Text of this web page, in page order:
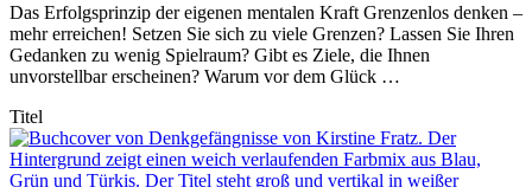
Das Erfolgsprinzip der eigenen mentalen Kraft Grenzenlos denken –
mehr erreichen! Setzen Sie sich zu viele Grenzen? Lassen Sie Ihren
Gedanken zu wenig Spielraum? Gibt es Ziele, die Ihnen
unvorstellbar erscheinen? Warum vor dem Glück …
Titel